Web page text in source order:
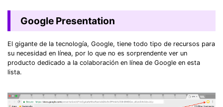
Google Presentation
El gigante de la tecnología, Google, tiene todo tipo de recursos para
su necesidad en línea, por lo que no es sorprendente ver un
producto dedicado a la colaboración en línea de Google en esta
lista.